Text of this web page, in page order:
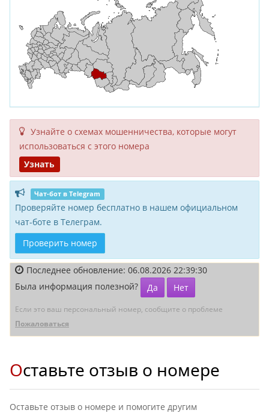
Узнайте о схемах мошенни­чества, кото­рые могут
исполь­зоваться с этого номера
Узнать
Чат-бот в Telegram
Проверяйте номер бесплатно в нашем официальном
чат-боте в Телеграм.
Проверить номер
Последнее обновление: 06.08.2026 22:39:30
Была информация полезной?
Да Нет
Если это ваш персональный номер, сообщите о проблеме
Пожаловаться
Оставьте отзыв о номере
Оставьте отзыв о номере и помогите другим